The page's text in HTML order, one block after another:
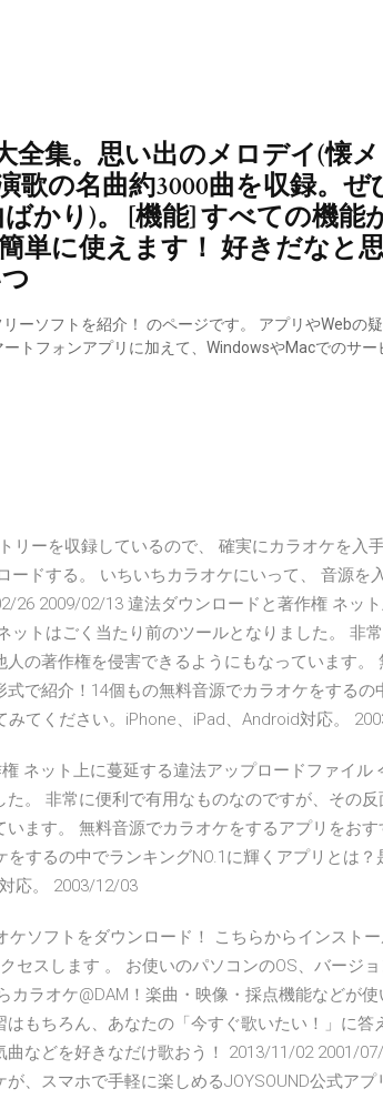
集。思い出のメロデイ(懐メ
歌の名曲約3000曲を収録。ぜ
かり)。 [機能] すべての機能
単に使えます！ 好きだなと
ーソフトを紹介！ のページです。 アプリやWebの疑
トフォンアプリに加えて、WindowsやMacでのサー
リーを収録しているので、 確実にカラオケを入
ドする。 いちいちカラオケにいって、 音源を
26 2009/02/13 違法ダウンロードと著作権 ネッ
ットはごく当たり前のツールとなりました。 非
の著作権を侵害できるようにもなっています。
で紹介！14個もの無料音源でカラオケをするの
てください。iPhone、iPad、Android対応。
ネット上に蔓延する違法アップロードファイル
。 非常に便利で有用なものなのですが、その反
ます。 無料音源でカラオケをするアプリをおす
するの中でランキングNO.1に輝くアプリとは？
応。 2003/12/03
ソフトをダウンロード！ こちらからインスト
セスします 。 お使いのパソコンのOS、バージ
ラオケ@DAM！楽曲・映像・採点機能などが使
もちろん、あなたの「今すぐ歌いたい！」に答
などを好きなだけ歌おう！ 2013/11/02 2001/
、スマホで手軽に楽しめるJOYSOUND公式アプ